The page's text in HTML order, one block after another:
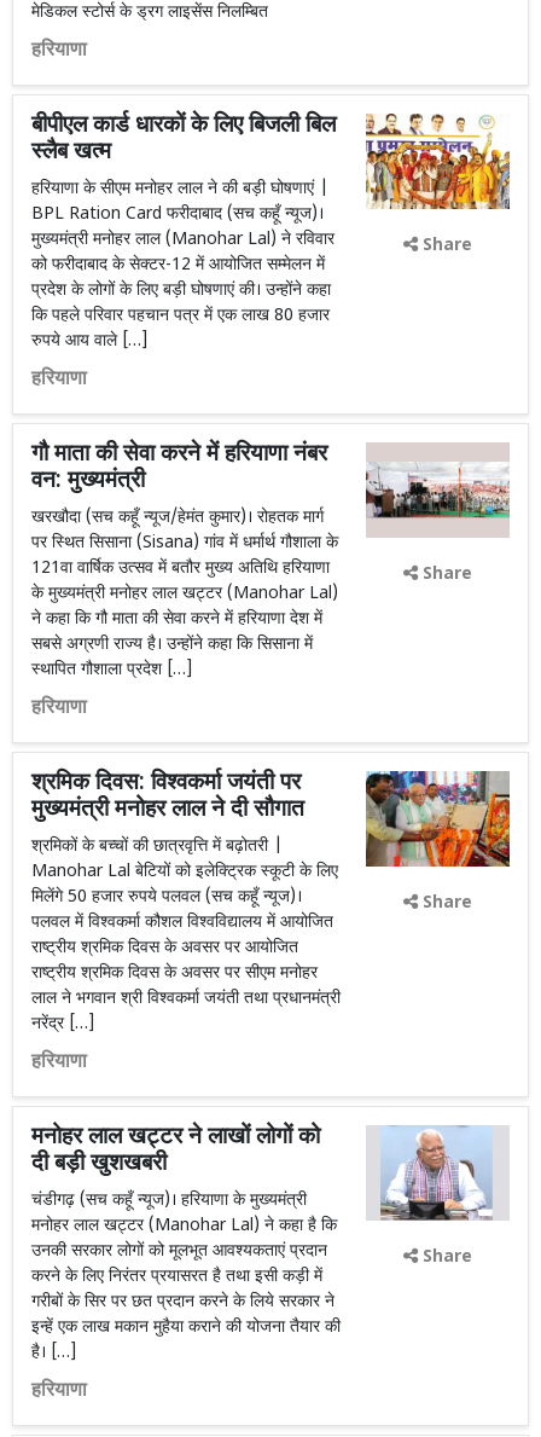
मेडिकल स्टोर्स के ड्रग लाइसेंस निलम्बित
हरियाणा
बीपीएल कार्ड धारकों के लिए बिजली बिल
स्लैब खत्म
हरियाणा के सीएम मनोहर लाल ने की बड़ी घोषणाएं |
BPL Ration Card फरीदाबाद (सच कहूँ न्यूज)।
मुख्यमंत्री मनोहर लाल (Manohar Lal) ने रविवार
को फरीदाबाद के सेक्टर-12 में आयोजित सम्मेलन में
प्रदेश के लोगों के लिए बड़ी घोषणाएं की। उन्होंने कहा
कि पहले परिवार पहचान पत्र में एक लाख 80 हजार
रुपये आय वाले […]
हरियाणा
Share
गौ माता की सेवा करने में हरियाणा नंबर
वन: मुख्यमंत्री
खरखौदा (सच कहूँ न्यूज/हेमंत कुमार)। रोहतक मार्ग
पर स्थित सिसाना (Sisana) गांव में धर्मार्थ गौशाला के
121वा वार्षिक उत्सव में बतौर मुख्य अतिथि हरियाणा
के मुख्यमंत्री मनोहर लाल खट्टर (Manohar Lal)
ने कहा कि गौ माता की सेवा करने में हरियाणा देश में
सबसे अग्रणी राज्य है। उन्होंने कहा कि सिसाना में
स्थापित गौशाला प्रदेश […]
हरियाणा
Share
श्रमिक दिवस: विश्वकर्मा जयंती पर
मुख्यमंत्री मनोहर लाल ने दी सौगात
श्रमिकों के बच्चों की छात्रवृत्ति में बढ़ोतरी |
Manohar Lal बेटियों को इलेक्ट्रिक स्कूटी के लिए
मिलेंगे 50 हजार रुपये पलवल (सच कहूँ न्यूज)।
पलवल में विश्वकर्मा कौशल विश्वविद्यालय में आयोजित
राष्ट्रीय श्रमिक दिवस के अवसर पर आयोजित
राष्ट्रीय श्रमिक दिवस के अवसर पर सीएम मनोहर
लाल ने भगवान श्री विश्वकर्मा जयंती तथा प्रधानमंत्री
नरेंद्र […]
हरियाणा
Share
मनोहर लाल खट्टर ने लाखों लोगों को
दी बड़ी खुशखबरी
चंडीगढ़ (सच कहूँ न्यूज)। हरियाणा के मुख्यमंत्री
मनोहर लाल खट्टर (Manohar Lal) ने कहा है कि
उनकी सरकार लोगों को मूलभूत आवश्यकताएं प्रदान
करने के लिए निरंतर प्रयासरत है तथा इसी कड़ी में
गरीबों के सिर पर छत प्रदान करने के लिये सरकार ने
इन्हें एक लाख मकान मुहैया कराने की योजना तैयार की
है। […]
हरियाणा
Share